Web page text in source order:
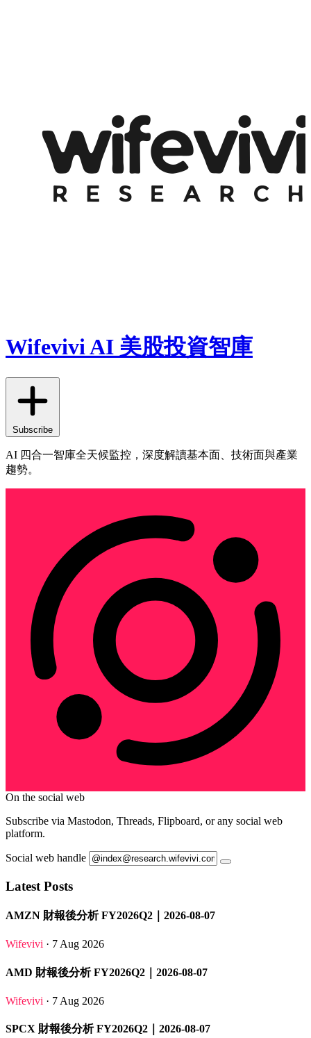
Wifevivi AI 美股投資智庫
Subscribe
AI 四合一智庫全天候監控，深度解讀基本面、技術面與產業
趨勢。
On the social web
Subscribe via Mastodon, Threads, Flipboard, or any social web
platform.
Social web handle
Latest Posts
AMZN 財報後分析 FY2026Q2｜2026-08-07
Wifevivi · 7 Aug 2026
AMD 財報後分析 FY2026Q2｜2026-08-07
Wifevivi · 7 Aug 2026
SPCX 財報後分析 FY2026Q2｜2026-08-07